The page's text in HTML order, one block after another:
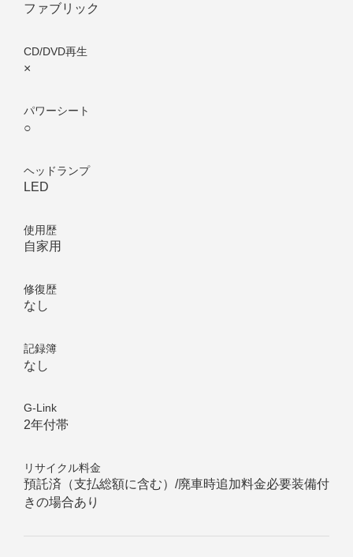
ファブリック
CD/DVD再生
×
パワーシート
○
ヘッドランプ
LED
使用歴
自家用
修復歴
なし
記録簿
なし
G-Link
2年付帯
リサイクル料金
預託済（支払総額に含む）/廃車時追加料金必要装備付
きの場合あり